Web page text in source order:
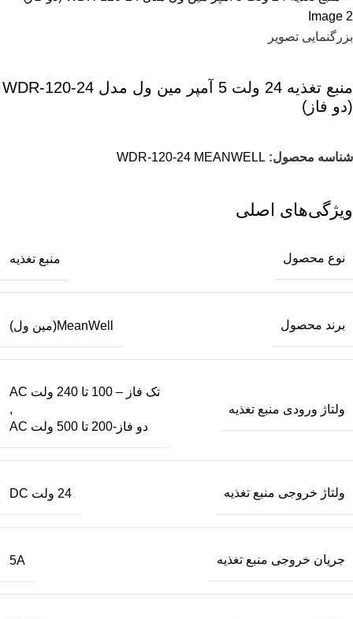
بزرگنمایی تصویر
منبع تغذیه 24 ولت 5 آمپر مین ول مدل WDR-120-24
(دو فاز)
شناسه محصول: WDR-120-24 MEANWELL
ویژگی‌های اصلی
نوع محصول منبع تغذیه
برند محصول MeanWell(مین ول)
ولتاژ ورودی منبع تغذیه
تک فاز – 100 تا 240 ولت AC
,
دو فاز-200 تا 500 ولت AC
ولتاژ خروجی منبع تغذیه 24 ولت DC
جریان خروجی منبع تغذیه 5A